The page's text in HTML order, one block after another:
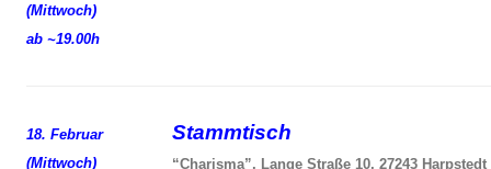
(Mittwoch)
ab ~19.00h
18. Februar
(Mittwoch)
Stammtisch
“Charisma”, Lange Straße 10, 27243 Harpstedt